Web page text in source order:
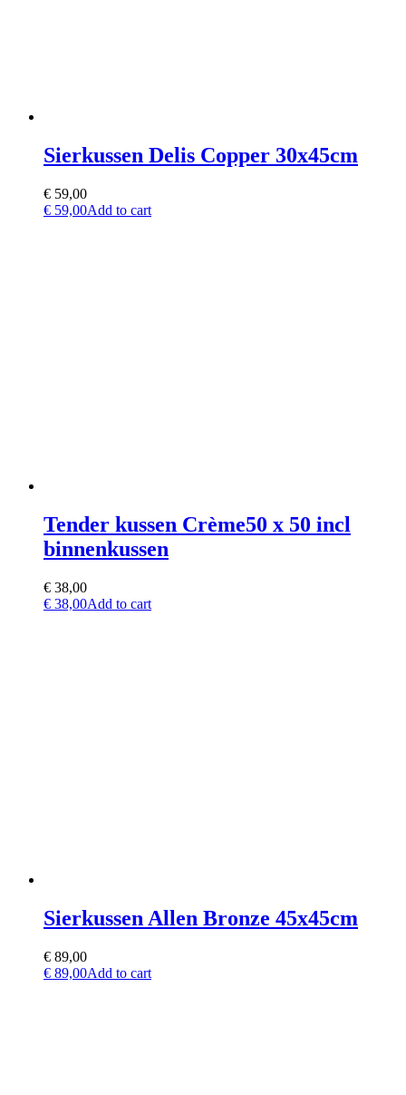
Sierkussen Delis Copper 30x45cm
€ 59,00
€ 59,00Add to cart
Tender kussen Crème50 x 50 incl
binnenkussen
€ 38,00
€ 38,00Add to cart
Sierkussen Allen Bronze 45x45cm
€ 89,00
€ 89,00Add to cart